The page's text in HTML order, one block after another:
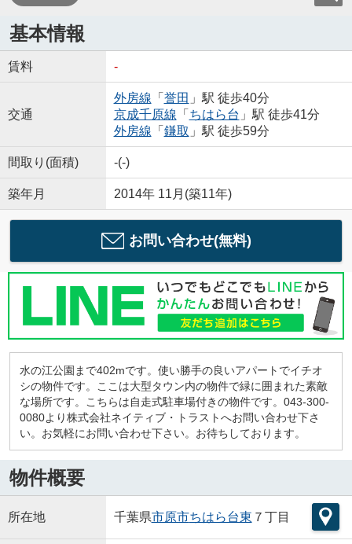
基本情報
賃料 -
交通
外房線 「 誉田 」駅 徒歩40分
京成千原線 「 ちはら台 」駅 徒歩41分
外房線 「 鎌取 」駅 徒歩59分
間取り(面積) -(-)
築年月 2014年 11月(築11年)
お問い合わせ(無料)
水の江公園まで402mです。使い勝手の良いアパートでイチオ
シの物件です。ここは大型タウン内の物件で緑に囲まれた素敵
な場所です。こちらは自走式駐車場付きの物件です。043-300-
0080より株式会社ネイティブ・トラストへお問い合わせ下さ
い。お気軽にお問い合わせ下さい。お待ちしております。
物件概要
所在地 千葉県市原市ちはら台東 ７丁目